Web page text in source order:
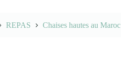
REPAS Chaises hautes au Maroc